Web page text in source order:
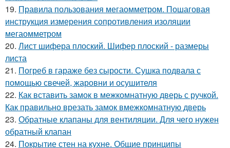
19. Правила пользования мегаомметром. Пошаговая
инструкция измерения сопротивления изоляции
мегаомметром
20. Лист шифера плоский. Шифер плоский - размеры
листа
21. Погреб в гараже без сырости. Сушка подвала с
помощью свечей, жаровни и осушителя
22. Как вставить замок в межкомнатную дверь с ручкой.
Как правильно врезать замок вмежкомнатную дверь
23. Обратные клапаны для вентиляции. Для чего нужен
обратный клапан
24. Покрытие стен на кухне. Общие принципы